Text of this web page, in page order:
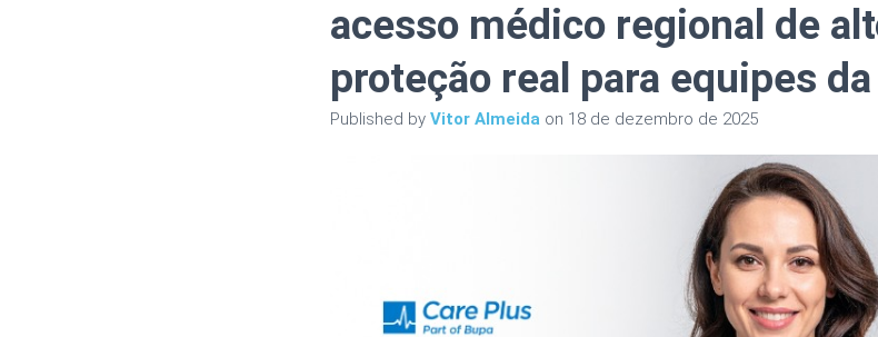
acesso médico regional de
proteção real para equipes
Published by Vitor Almeida on 18 de dezembro de 2025